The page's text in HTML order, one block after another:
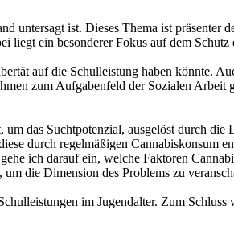
untersagt ist. Dieses Thema ist präsenter
liegt ein besonderer Fokus auf dem Schutz
auf die Schulleistung haben könnte.
zum Aufgabenfeld der Sozialen Arbeit
das Suchtpotenzial, ausgelöst durch die
durch regelmäßigen Cannabiskonsum
ich darauf ein, welche Faktoren
die Dimension des Problems zu
im Jugendalter. Zum